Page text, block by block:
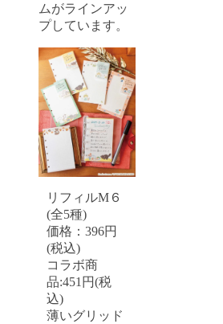
ムがラインアッ
プしています。
リフィルM６
(全5種)
価格：396円
(税込)
コラボ商
品:451円(税
込)
薄いグリッド